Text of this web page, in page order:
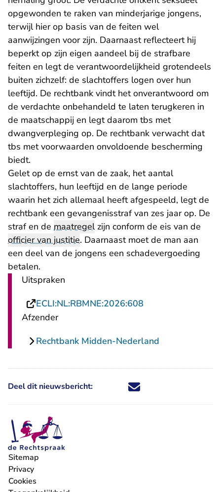
opgewonden te raken van minderjarige jongens,
terwijl hier op basis van de feiten wel
aanwijzingen voor zijn. Daarnaast reflecteert hij
beperkt op zijn eigen aandeel bij de strafbare
feiten en legt de verantwoordelijkheid grotendeels
buiten zichzelf: de slachtoffers logen over hun
leeftijd. De rechtbank vindt het onverantwoord om
de verdachte onbehandeld te laten terugkeren in
de maatschappij en legt daarom tbs met
dwangverpleging op. De rechtbank verwacht dat
tbs met voorwaarden onvoldoende bescherming
biedt.
Gelet op de ernst van de zaak, het aantal
slachtoffers, hun leeftijd en de lange periode
waarin het zich allemaal heeft afgespeeld, legt de
rechtbank een gevangenisstraf van zes jaar op. De
straf en de maatregelzijn conform de eis van de
officier van justitie. Daarnaast moet de man aan
een deel van de jongens een schadevergoeding
betalen.
Uitspraken
ECLI:NL:RBMNE:2026:608
Afzender
Rechtbank Midden-Nederland
Deel dit nieuwsbericht: Deel dit nieuwsbericht via X -
Deel dit nieuwsbericht via
Deel dit nieuwsbericht
Deel dit
Sitemap
Privacy
Cookies